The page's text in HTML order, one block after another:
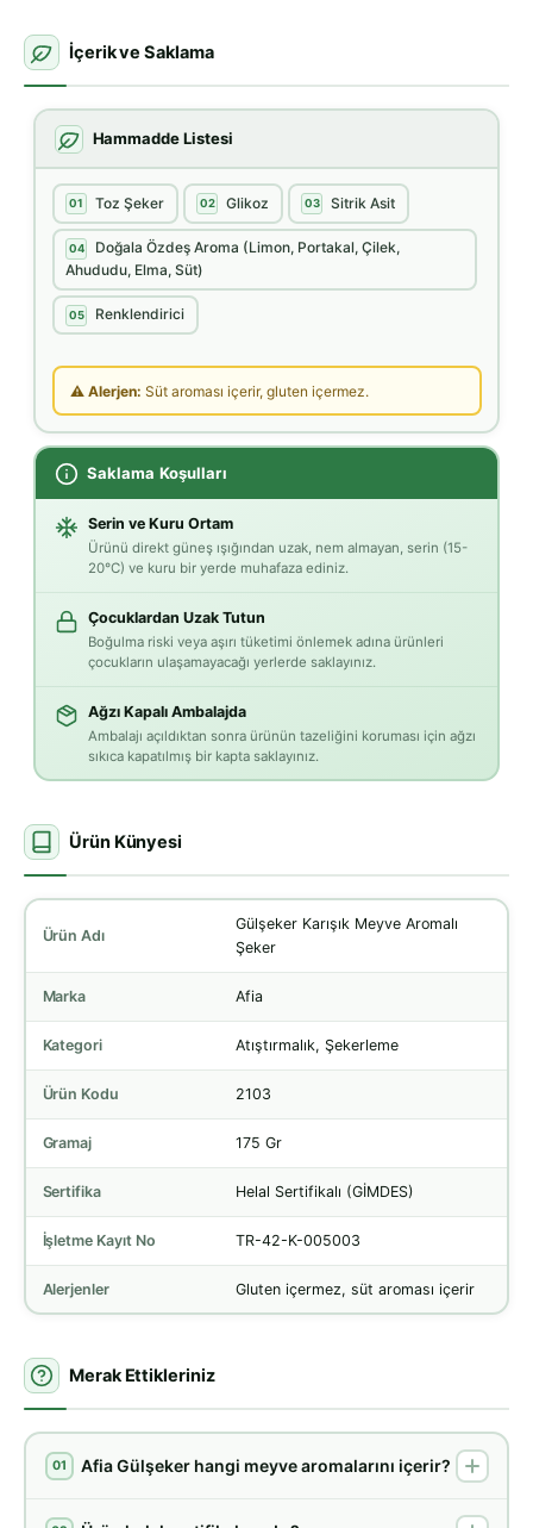
İçerik ve Saklama
Hammadde Listesi
01 Toz Şeker 02 Glikoz 03 Sitrik Asit
04
Doğala Özdeş Aroma (Limon, Portakal, Çilek,
Ahududu, Elma, Süt)
05 Renklendirici
⚠ Alerjen: Süt aroması içerir, gluten içermez.
Saklama Koşulları
Serin ve Kuru Ortam
Ürünü direkt güneş ışığından uzak, nem almayan, serin (15-
20°C) ve kuru bir yerde muhafaza ediniz.
Çocuklardan Uzak Tutun
Boğulma riski veya aşırı tüketimi önlemek adına ürünleri
çocukların ulaşamayacağı yerlerde saklayınız.
Ağzı Kapalı Ambalajda
Ambalajı açıldıktan sonra ürünün tazeliğini koruması için ağzı
sıkıca kapatılmış bir kapta saklayınız.
Ürün Künyesi
Ürün Adı
Gülşeker Karışık Meyve Aromalı
Şeker
Marka Afia
Kategori Atıştırmalık, Şekerleme
Ürün Kodu 2103
Gramaj 175 Gr
Sertifika Helal Sertifikalı (GİMDES)
İşletme Kayıt No TR-42-K-005003
Alerjenler Gluten içermez, süt aroması içerir
Merak Ettikleriniz
01 Afia Gülşeker hangi meyve aromalarını içerir?